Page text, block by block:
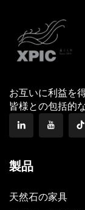
お互いに利益を
皆様との包括的
製品
天然石の家具